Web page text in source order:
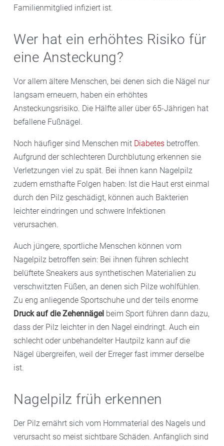
Familienmitglied infiziert ist.
Wer hat ein erhöhtes Risiko für
eine Ansteckung?
Vor allem ältere Menschen, bei denen sich die Nägel nur
langsam erneuern, haben ein erhöhtes
Ansteckungsrisiko. Die Hälfte aller über 65-Jährigen hat
befallene Fußnägel.
Noch häufiger sind Menschen mit Diabetes betroffen.
Aufgrund der schlechteren Durchblutung erkennen sie
Verletzungen viel zu spät. Bei ihnen kann Nagelpilz
zudem ernsthafte Folgen haben: Ist die Haut erst einmal
durch den Pilz geschädigt, können auch Bakterien
leichter eindringen und schwere Infektionen
verursachen.
Auch jüngere, sportliche Menschen können vom
Nagelpilz betroffen sein: Bei ihnen führen schlecht
belüftete Sneakers aus synthetischen Materialien zu
verschwitzten Füßen, an denen sich Pilze wohlfühlen.
Zu eng anliegende Sportschuhe und der teils enorme
Druck auf die Zehennägel beim Sport führen dann dazu,
dass der Pilz leichter in den Nagel eindringt. Auch ein
schlecht oder unbehandelter Hautpilz kann auf die
Nägel übergreifen, weil der Erreger fast immer derselbe
ist.
Nagelpilz früh erkennen
Der Pilz ernährt sich vom Hornmaterial des Nagels und
verursacht so meist sichtbare Schäden. Anfänglich sind